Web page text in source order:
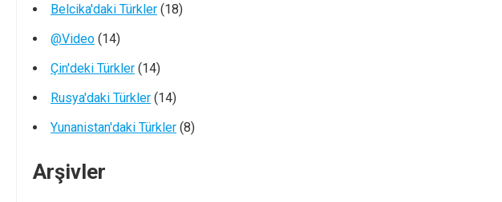
Belcika'daki Türkler (18)
@Video (14)
Çin'deki Türkler (14)
Rusya'daki Türkler (14)
Yunanistan'daki Türkler (8)
Arşivler